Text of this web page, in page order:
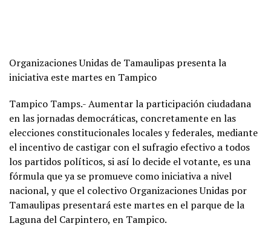
Organizaciones Unidas de Tamaulipas presenta la
iniciativa este martes en Tampico
Tampico Tamps.- Aumentar la participación ciudadana
en las jornadas democráticas, concretamente en las
elecciones constitucionales locales y federales, mediante
el incentivo de castigar con el sufragio efectivo a todos
los partidos políticos, si así lo decide el votante, es una
fórmula que ya se promueve como iniciativa a nivel
nacional, y que el colectivo Organizaciones Unidas por
Tamaulipas presentará este martes en el parque de la
Laguna del Carpintero, en Tampico.